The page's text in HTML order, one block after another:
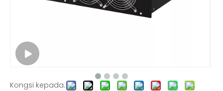
Bank Beban Voltan Rendah AC 600KW Luaran Bank Beban AC/DC 30KW untuk Ujian UPS dan Stesen Pengecasan
Kongsi kepada: